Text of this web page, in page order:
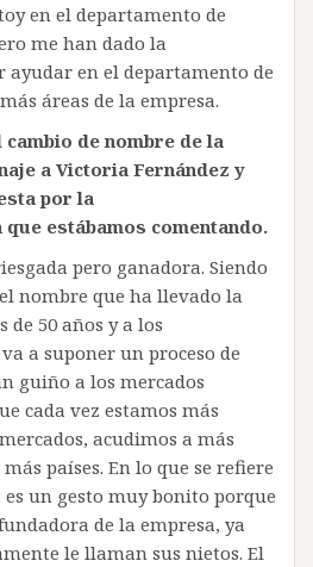
en el departamento de
me han dado la
ayudar en el departamento de
áreas de la empresa.
cambio de nombre de la
a Victoria Fernández y
por la
estábamos comentando.
pero ganadora. Siendo
nombre que ha llevado la
50 años y a los
a suponer un proceso de
guiño a los mercados
cada vez estamos más
acudimos a más
países. En lo que se refiere
un gesto muy bonito porque
de la empresa, ya
le llaman sus nietos. El